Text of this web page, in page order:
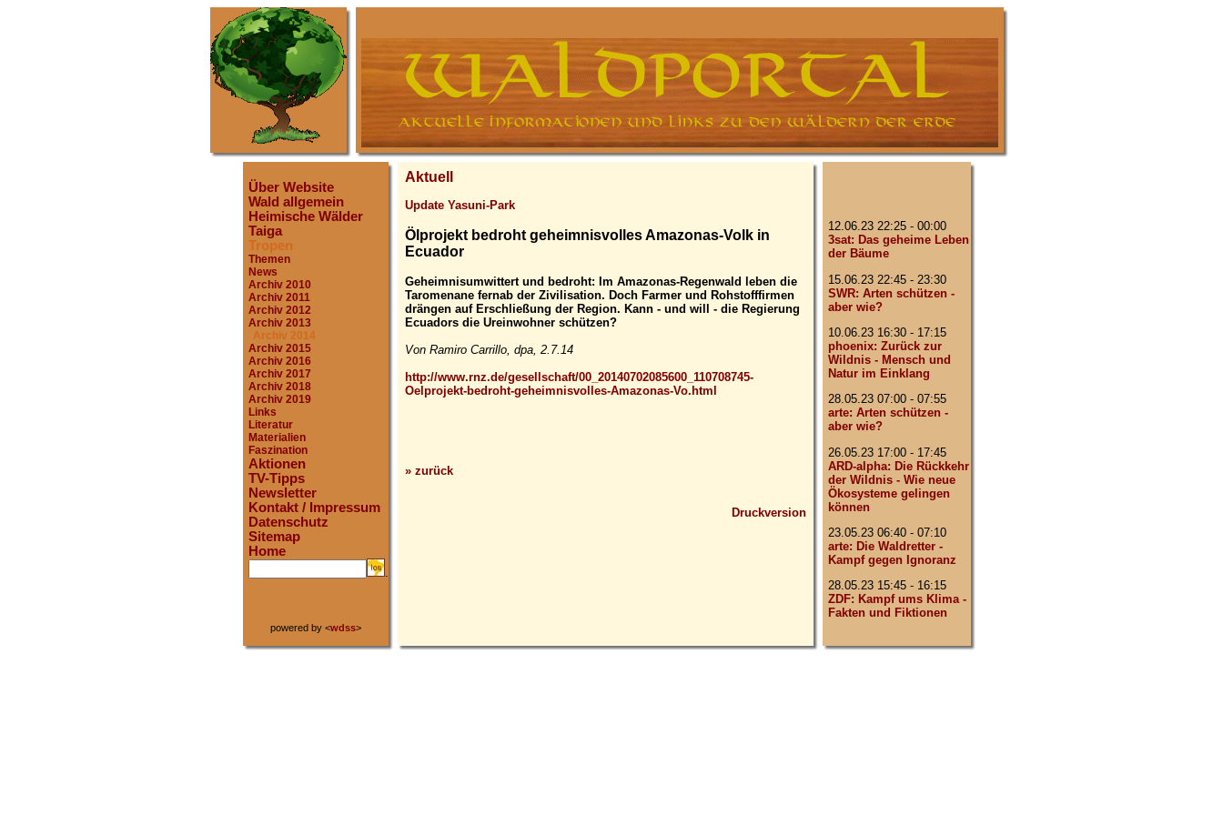
Über Website
Wald allgemein
Heimische Wälder
Taiga
Tropen
Themen
News
Archiv 2010
Archiv 2011
Archiv 2012
Archiv 2013
Archiv 2014
Archiv 2015
Archiv 2016
Archiv 2017
Archiv 2018
Archiv 2019
Links
Literatur
Materialien
Faszination
Aktionen
TV-Tipps
Newsletter
Kontakt / Impressum
Datenschutz
Sitemap
Home
.
powered by <wdss>
Aktuell
Update Yasuni-Park
Ölprojekt bedroht geheimnisvolles Amazonas-Volk in
Ecuador
Geheimnisumwittert und bedroht: Im Amazonas-Regenwald leben die
Taromenane fernab der Zivilisation. Doch Farmer und Rohstofffirmen
drängen auf Erschließung der Region. Kann - und will - die Regierung
Ecuadors die Ureinwohner schützen?
Von Ramiro Carrillo, dpa, 2.7.14
http://www.rnz.de/gesellschaft/00_20140702085600_110708745-
Oelprojekt-bedroht-geheimnisvolles-Amazonas-Vo.html
» zurück
Druckversion
12.06.23 22:25 - 00:00
3sat: Das geheime Leben
der Bäume
15.06.23 22:45 - 23:30
SWR: Arten schützen -
aber wie?
10.06.23 16:30 - 17:15
phoenix: Zurück zur
Wildnis - Mensch und
Natur im Einklang
28.05.23 07:00 - 07:55
arte: Arten schützen -
aber wie?
26.05.23 17:00 - 17:45
ARD-alpha: Die Rückkehr
der Wildnis - Wie neue
Ökosysteme gelingen
können
23.05.23 06:40 - 07:10
arte: Die Waldretter -
Kampf gegen Ignoranz
28.05.23 15:45 - 16:15
ZDF: Kampf ums Klima -
Fakten und Fiktionen